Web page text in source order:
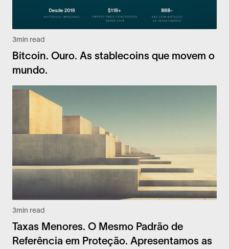
3min read
Bitcoin. Ouro. As stablecoins que movem o
mundo.
3min read
Taxas Menores. O Mesmo Padrão de
Referência em Proteção. Apresentamos as